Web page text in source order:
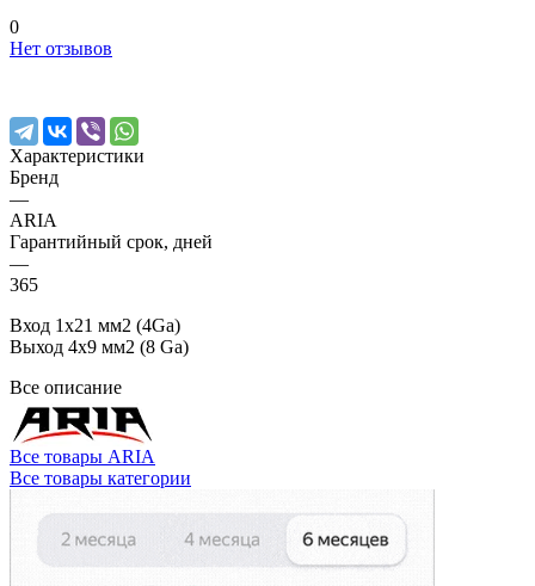
0
Нет отзывов
Характеристики
Бренд
—
ARIA
Гарантийный срок, дней
—
365
Вход 1х21 мм2 (4Ga)
Выход 4х9 мм2 (8 Ga)
Все описание
Все товары ARIA
Все товары категории